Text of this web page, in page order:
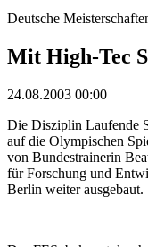
Deutsche
Mit High-Tec
24.08.2003 00:00
Die Disziplin Laufende
auf die Olympischen
von Bundestrainerin
für Forschung und
Berlin weiter ausgebaut.